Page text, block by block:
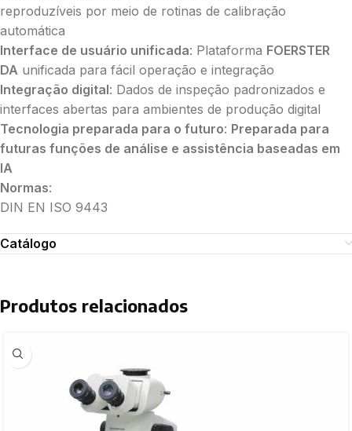
reproduzíveis por meio de rotinas de calibração
automática
Interface de usuário unificada: Plataforma FOERSTER
DA unificada para fácil operação e integração
Integração digital: Dados de inspeção padronizados e
interfaces abertas para ambientes de produção digital
Tecnologia preparada para o futuro: Preparada para
futuras funções de análise e assistência baseadas em
IA
Normas:
DIN EN ISO 9443
Catálogo
Produtos relacionados